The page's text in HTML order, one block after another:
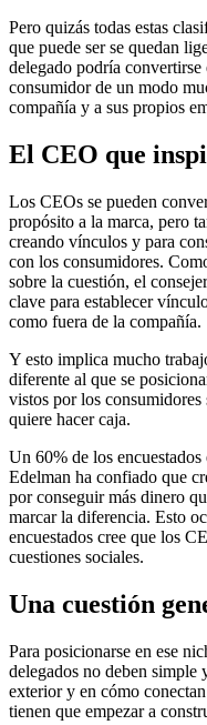
Pero quizás todas estas
que puede ser se quedan
delegado podría
consumidor de un modo
compañía y a sus propios
El CEO que
Los CEOs se pueden
propósito a la marca, pero
creando vínculos y para
con los consumidores.
sobre la cuestión, el
clave para establecer
como fuera de la compañía.
Y esto implica mucho
diferente al que se
vistos por los consumidores
quiere hacer caja.
Un 60% de los
Edelman ha confiado que
por conseguir más dinero
marcar la diferencia. Esto
encuestados cree que los
cuestiones sociales.
Una cuestión
Para posicionarse en ese
delegados no deben simple
exterior y en cómo
tienen que empezar a